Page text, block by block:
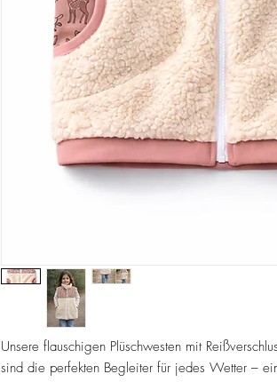
Unsere flauschigen Plüschwesten mit
sind die perfekten Begleiter für jedes Wetter –